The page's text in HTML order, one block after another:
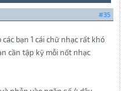
#35
bạn 1 cái chữ nhạc rất khó
cần tập kỹ mỗi nốt nhạc